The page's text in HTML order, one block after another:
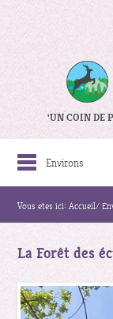
'UN COIN DE
Environs
Vous etes ici:Accueil/
La Forêt des